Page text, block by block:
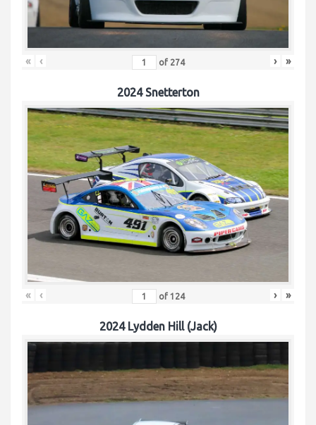
« ‹ of 274 › »
2024 Snetterton
« ‹ of 124 › »
2024 Lydden Hill (Jack)